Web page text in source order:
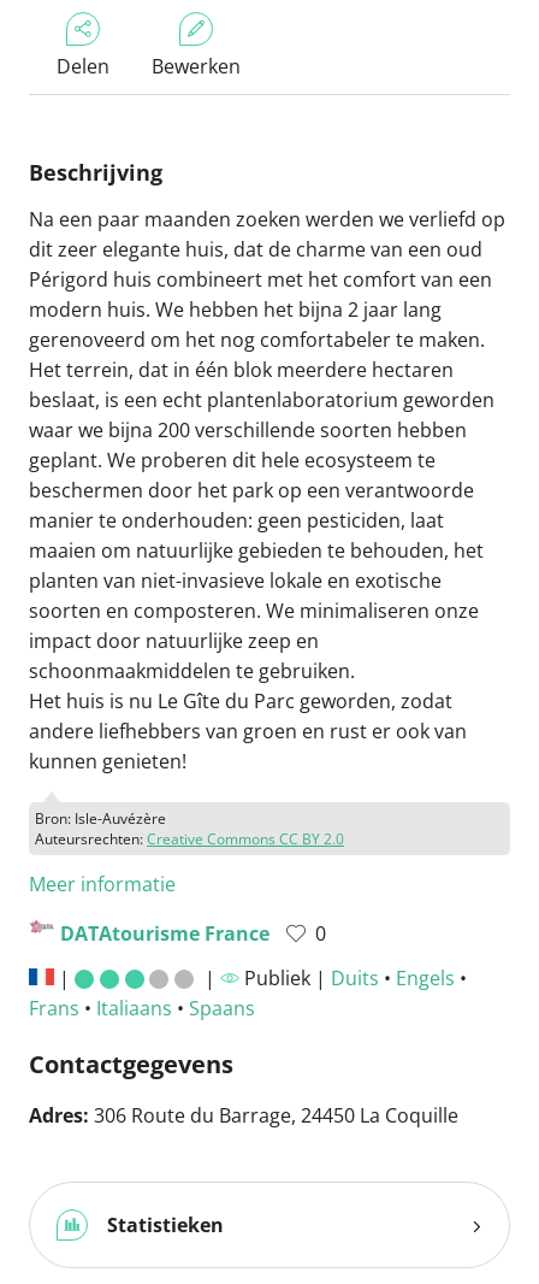
Delen Bewerken
Beschrijving
Na een paar maanden zoeken werden we verliefd op
dit zeer elegante huis, dat de charme van een oud
Périgord huis combineert met het comfort van een
modern huis. We hebben het bijna 2 jaar lang
gerenoveerd om het nog comfortabeler te maken.
Het terrein, dat in één blok meerdere hectaren
beslaat, is een echt plantenlaboratorium geworden
waar we bijna 200 verschillende soorten hebben
geplant. We proberen dit hele ecosysteem te
beschermen door het park op een verantwoorde
manier te onderhouden: geen pesticiden, laat
maaien om natuurlijke gebieden te behouden, het
planten van niet-invasieve lokale en exotische
soorten en composteren. We minimaliseren onze
impact door natuurlijke zeep en
schoonmaakmiddelen te gebruiken.
Het huis is nu Le Gîte du Parc geworden, zodat
andere liefhebbers van groen en rust er ook van
kunnen genieten!
Bron: Isle-Auvézère
Auteursrechten:Creative Commons CC BY 2.0
Meer informatie
DATAtourisme France
0
|
| Publiek | Duits • Engels •
Frans • Italiaans • Spaans
Contactgegevens
Adres: 306 Route du Barrage, 24450 La Coquille
Statistieken